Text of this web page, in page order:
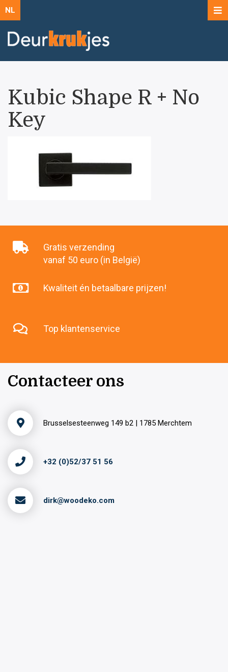
NL
Kubic Shape R + No
Key
Gratis verzending
vanaf 50 euro (in België)
Kwaliteit én betaalbare prijzen!
Top klantenservice
Contacteer ons
Brusselsesteenweg 149 b2 | 1785 Merchtem
+32 (0)52/37 51 56
dirk@woodeko.com